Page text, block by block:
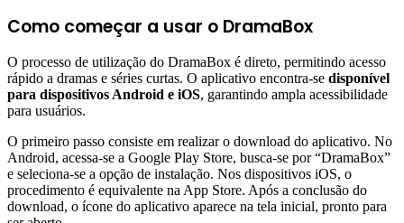
Como começar a usar o DramaBox
O processo de utilização do DramaBox é direto, permitindo acesso
rápido a dramas e séries curtas. O aplicativo encontra-se disponível
para dispositivos Android e iOS, garantindo ampla acessibilidade
para usuários.
O primeiro passo consiste em realizar o download do aplicativo. No
Android, acessa-se a Google Play Store, busca-se por “DramaBox”
e seleciona-se a opção de instalação. Nos dispositivos iOS, o
procedimento é equivalente na App Store. Após a conclusão do
download, o ícone do aplicativo aparece na tela inicial, pronto para